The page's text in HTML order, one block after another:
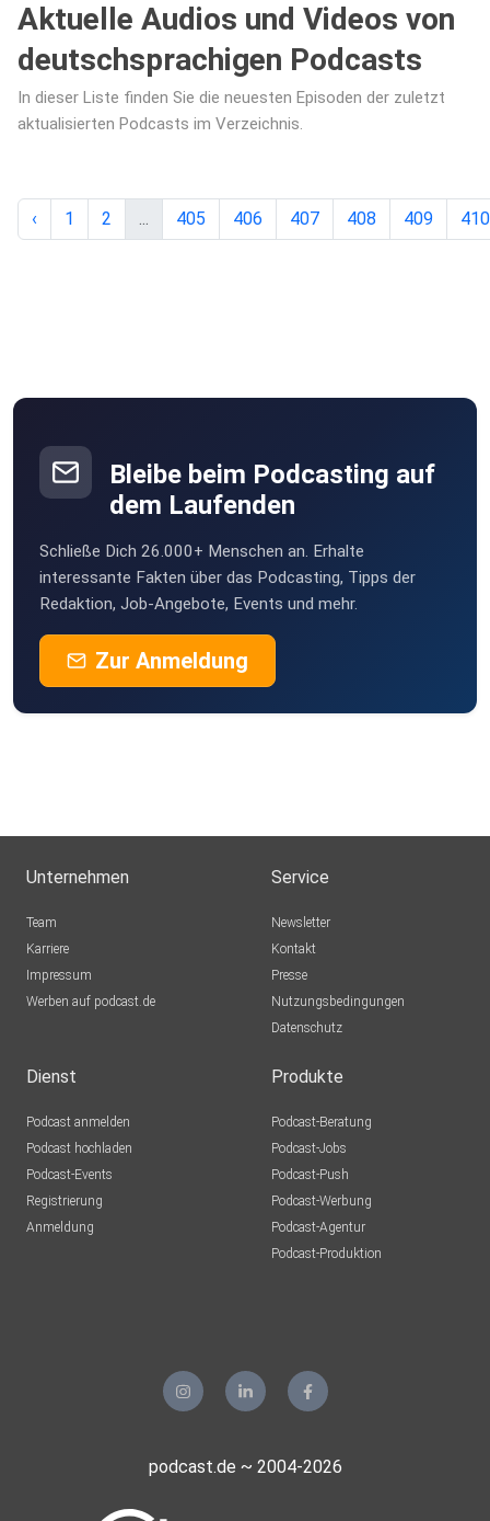
Aktuelle Audios und Videos von
deutschsprachigen Podcasts
In dieser Liste finden Sie die neuesten Episoden der zuletzt
aktualisierten Podcasts im Verzeichnis.
‹ 1 2 ... 405 406 407 408 409 410
Bleibe beim Podcasting auf
dem Laufenden
Schließe Dich 26.000+ Menschen an. Erhalte
interessante Fakten über das Podcasting, Tipps der
Redaktion, Job-Angebote, Events und mehr.
Zur Anmeldung
Unternehmen
Team
Karriere
Impressum
Werben auf podcast.de
Service
Newsletter
Kontakt
Presse
Nutzungsbedingungen
Datenschutz
Dienst
Podcast anmelden
Podcast hochladen
Podcast-Events
Registrierung
Anmeldung
Produkte
Podcast-Beratung
Podcast-Jobs
Podcast-Push
Podcast-Werbung
Podcast-Agentur
Podcast-Produktion
podcast.de ~ 2004-2026